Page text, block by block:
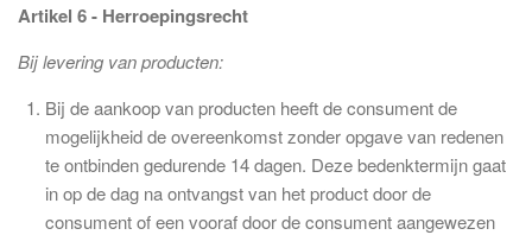
Artikel 6 - Herroepingsrecht
Bij levering van producten:
Bij de aankoop van producten heeft de consument de
mogelijkheid de overeenkomst zonder opgave van redenen
te ontbinden gedurende 14 dagen. Deze bedenktermijn gaat
in op de dag na ontvangst van het product door de
consument of een vooraf door de consument aangewezen